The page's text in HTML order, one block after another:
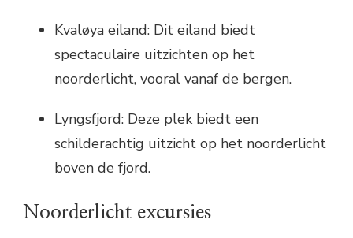
Kvaløya eiland: Dit eiland biedt
spectaculaire uitzichten op het
noorderlicht, vooral vanaf de bergen.
Lyngsfjord: Deze plek biedt een
schilderachtig uitzicht op het noorderlicht
boven de fjord.
Noorderlicht excursies